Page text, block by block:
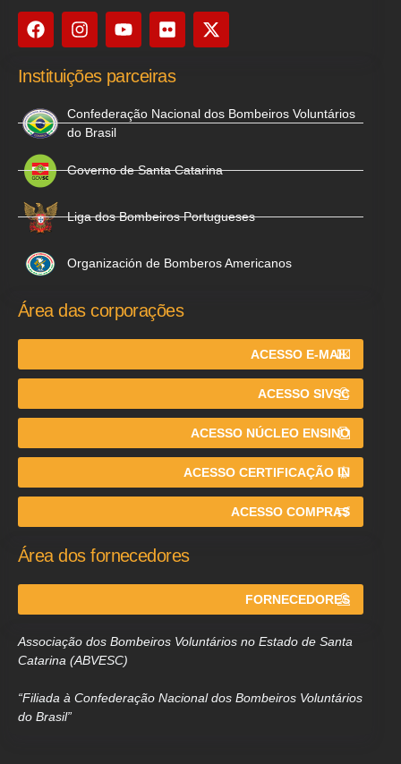
Instituições parceiras
Confederação Nacional dos Bombeiros Voluntários
do Brasil
Governo de Santa Catarina
Liga dos Bombeiros Portugueses
Organización de Bomberos Americanos
Área das corporações
ACESSO E-MAIL
ACESSO SIVSC
ACESSO NÚCLEO ENSINO
ACESSO CERTIFICAÇÃO IN
ACESSO COMPRAS
Área dos fornecedores
FORNECEDORES
Associação dos Bombeiros Voluntários no Estado de Santa
Catarina (ABVESC)
“Filiada à Confederação Nacional dos Bombeiros Voluntários
do Brasil”